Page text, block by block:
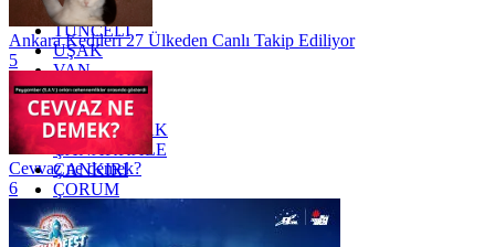
TRABZON
TUNCELİ
UŞAK
VAN
YALOVA
YOZGAT
ZONGULDAK
ÇANAKKALE
ÇANKIRI
ÇORUM
İSTANBUL
İZMİR
Ankara Kedileri 27 Ülkeden Canlı Takip Ediliyor
5
Cevvaz ne demek?
6